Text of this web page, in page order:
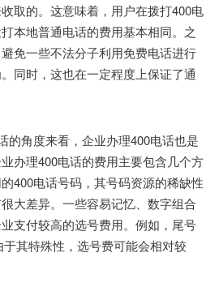
取的。这意味着，用户在拨打400电
本地普通电话的费用基本相同。之
免一些不法分子利用免费电话进行
同时，这也在一定程度上保证了通
角度来看，企业办理400电话也是
办理400电话的费用主要包含几个方
400电话号码，其号码资源的稀缺性
大差异。一些容易记忆、数字组合
支付较高的选号费用。例如，尾号
其特殊性，选号费可能会相对较